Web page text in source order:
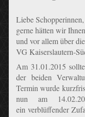
Liebe
gerne hätten wir
und vor allem über
VG Kaiserslautern-
Am 31.01.2015
der beiden
Termin wurde
nun am
ein verblüffender